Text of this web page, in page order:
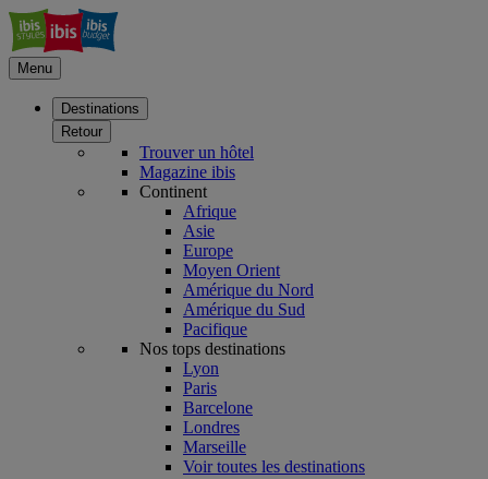
Menu
Destinations
Retour
Trouver un hôtel
Magazine ibis
Continent
Afrique
Asie
Europe
Moyen Orient
Amérique du Nord
Amérique du Sud
Pacifique
Nos tops destinations
Lyon
Paris
Barcelone
Londres
Marseille
Voir toutes les destinations